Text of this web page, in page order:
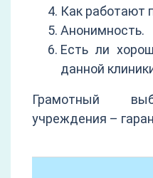
Как работают
Анонимность.
Есть ли
данной
Грамотный
учреждения –